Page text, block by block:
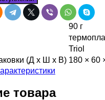
90 г
Triol
(Д х Ш х В) 180 × 60
товара